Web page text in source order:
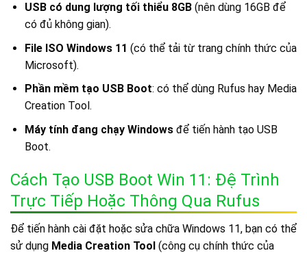
USB có dung lượng tối thiểu 8GB(nên dùng 16GB để
có đủ không gian).
File ISO Windows 11 (có thể tải từ trang chính thức của
Microsoft).
Phần mềm tạo USB Boot: có thể dùng Rufus hay Media
Creation Tool.
Máy tính đang chạy Windowsđể tiến hành tạo USB
Boot.
Cách Tạo USB Boot Win 11: Đệ Trình
Trực Tiếp Hoặc Thông Qua Rufus
Để tiến hành cài đặt hoặc sửa chữa Windows 11, bạn có thể
sử dụng Media Creation Tool (công cụ chính thức của